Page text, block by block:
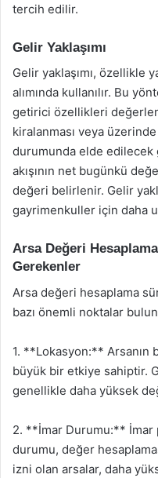
tercih edilir.
Gelir Yaklaşımı
Gelir yaklaşımı, özellikle
alımında kullanılır. Bu
getirici özellikleri
kiralanması veya
durumunda elde edilecek
akışının net bugünkü
değeri belirlenir. Gelir
gayrimenkuller için daha
Arsa Değeri
Gerekenler
Arsa değeri hesaplama
bazı önemli noktalar
1. **Lokasyon:** Arsanın
büyük bir etkiye sahiptir.
genellikle daha yüksek
2. **İmar Durumu:** İmar
durumu, değer
izni olan arsalar, daha